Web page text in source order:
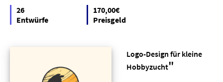
26
Entwürfe
170,00€
Preisgeld
Logo-Design für kleine
Hobbyzucht"